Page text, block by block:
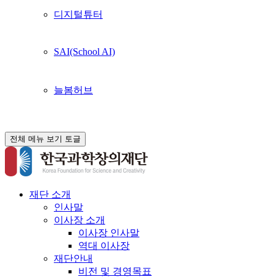
디지털튜터
SAI(School AI)
늘봄허브
전체 메뉴 보기 토글
재단 소개
인사말
이사장 소개
이사장 인사말
역대 이사장
재단안내
비전 및 경영목표